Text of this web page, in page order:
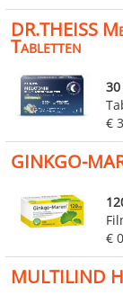
DR.THEISS
Tabletten
30
€
GINKGO-
€
MULTILIND